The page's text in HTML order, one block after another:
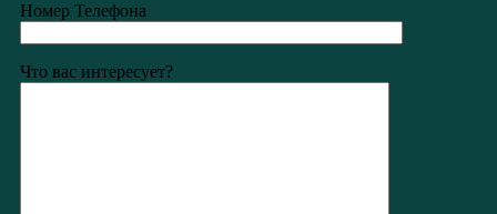
Номер Телефона
Что вас интересует?